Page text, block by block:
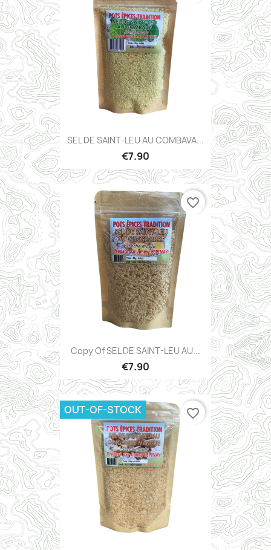
SEL DE SAINT-LEU AU COMBAVA...
€7.90
Copy Of SEL DE SAINT-LEU AU...
€7.90
favorite_border
OUT-OF-STOCK favorite_border